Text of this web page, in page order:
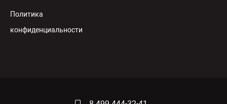
Политика
конфиденциальности